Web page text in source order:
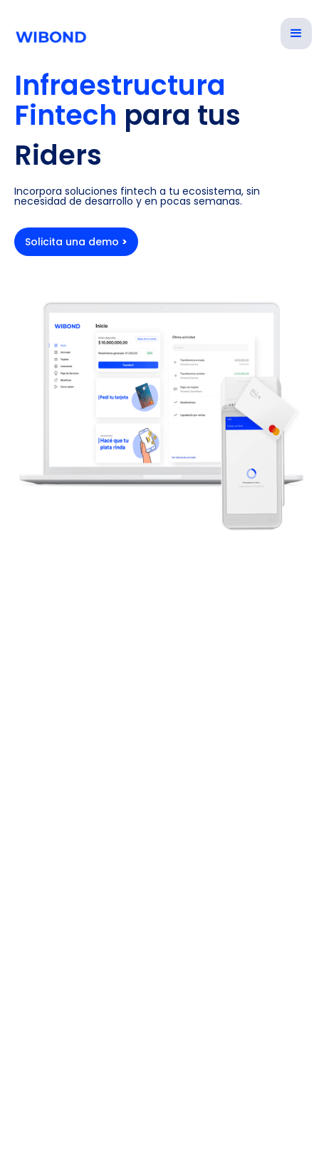
Infraestructura
Fintech para tus
Riders
Restaurantes
Proveedores
Aliados
Incorpora soluciones fintech a tu ecosistema, sin
necesidad de desarrollo y en pocas semanas.
Solicita una demo >